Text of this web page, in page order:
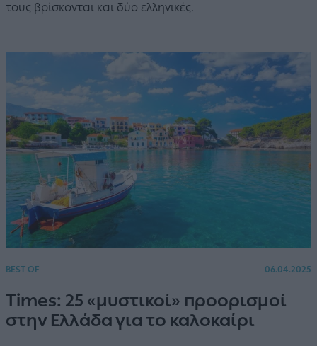
τους βρίσκονται και δύο ελληνικές.
BEST OF 06.04.2025
Times: 25 «μυστικοί» προορισμοί
στην Ελλάδα για το καλοκαίρι